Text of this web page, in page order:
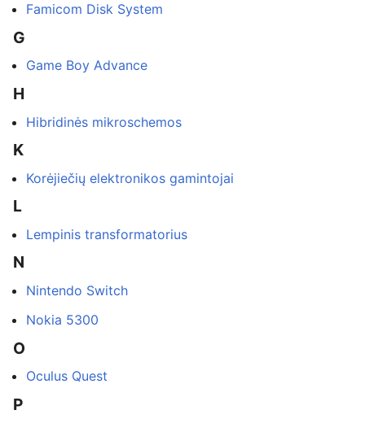
Famicom Disk System
G
Game Boy Advance
H
Hibridinės mikroschemos
K
Korėjiečių elektronikos gamintojai
L
Lempinis transformatorius
N
Nintendo Switch
Nokia 5300
O
Oculus Quest
P